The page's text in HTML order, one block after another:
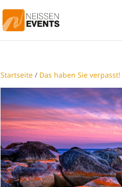
Startseite / Das haben Sie verpasst!